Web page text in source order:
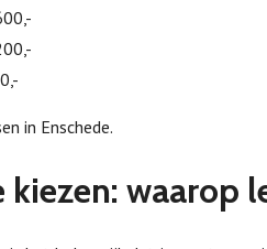
in Enschede.
kiezen: waarop